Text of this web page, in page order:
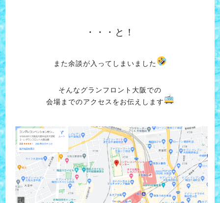
・・・と！
また余談が入ってしまいました
そんなグランフロント大阪での
会場までのアクセスをお伝えします